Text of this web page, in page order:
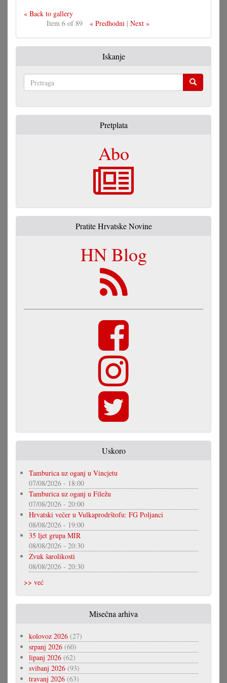
« Back to gallery
Item 6 of 89
« Predhodni| Next »
Iskanje
Pretplata
Abo
Pratite Hrvatske Novine
HN Blog
Uskoro
Tamburica uz oganj u Vincjetu
07/08/2026 - 18:00
Tamburica uz oganj u Filežu
07/08/2026 - 20:00
Hrvatski večer u Vulkaprodrštofu: FG Poljanci
08/08/2026 - 19:00
35 ljet grupa MIR
08/08/2026 - 20:30
Zvuk šarolikosti
08/08/2026 - 20:30
>> već
Misečna arhiva
kolovoz 2026 (27)
srpanj 2026 (60)
lipanj 2026 (62)
svibanj 2026 (93)
travanj 2026 (63)